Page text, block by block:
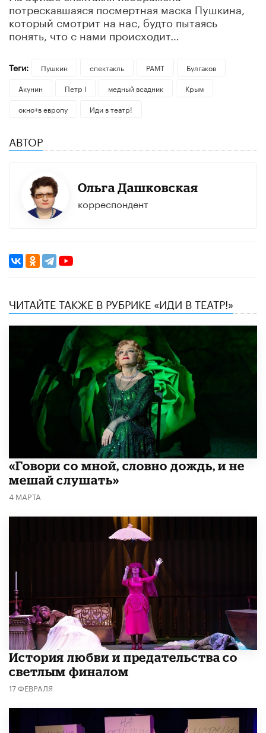
потрескавшаяся посмертная маска Пушкина,
который смотрит на нас, будто пытаясь
понять, что с нами происходит…
Теги: Пушкин спектакль РАМТ
Булгаков
Акунин
Петр I медный всадник
Крым
окно+в европу
Иди в театр!
АВТОР
Ольга Дашковская
корреспондент
ЧИТАЙТЕ ТАКЖЕ В РУБРИКЕ «ИДИ В ТЕАТР!»
«Говори со мной, словно дождь, и не
мешай слушать»
4 МАРТА
История любви и предательства со
светлым финалом
17 ФЕВРАЛЯ